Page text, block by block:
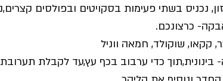
נכניס בשתי פעימות בסקויטים ובפולסים
כרצונכם.
קקאו, שוקולד, חמאה ווניל
בינונית,תוך כדי ערבוב בכף עץ,עד לקבלת